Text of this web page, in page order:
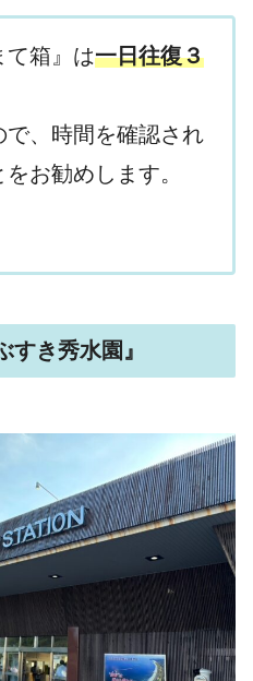
箱』は一日往復３
、時間を確認され
お勧めします。
き秀水園』